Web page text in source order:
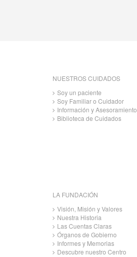
NUESTROS CUIDADOS
Soy un paciente
Soy Familiar o Cuidador
Información y Asesoramiento
Biblioteca de Cuidados
LA FUNDACIÓN
Visión, Misión y Valores
Nuestra Historia
Las Cuentas Claras
Órganos de Gobierno
Informes y Memorias
Descubre nuestro Centro